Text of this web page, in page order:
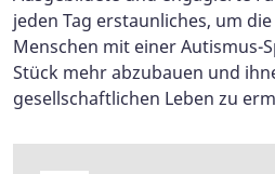
jeden Tag erstaunliches, um
Menschen mit einer Autismus-
Stück mehr abzubauen und
gesellschaftlichen Leben zu